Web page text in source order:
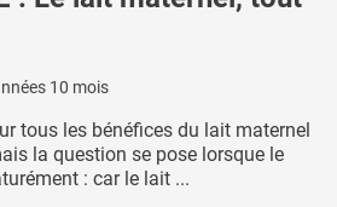
10 mois
tous les bénéfices du lait maternel
la question se pose lorsque le
: car le lait ...